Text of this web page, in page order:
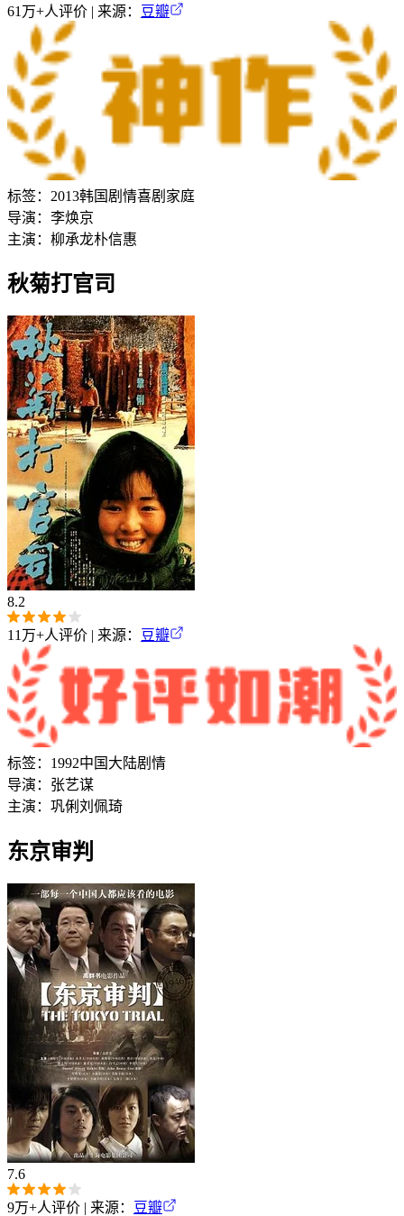
61万+人评价 | 来源： 豆瓣
标签： 2013韩国 剧情喜剧 家庭
导演： 李焕京
主演： 柳承龙朴信惠
秋菊打官司
8.2
11万+人评价 | 来源： 豆瓣
标签： 1992中国大陆剧情
导演： 张艺谋
主演： 巩俐 刘佩琦
东京审判
7.6
9万+人评价 | 来源： 豆瓣